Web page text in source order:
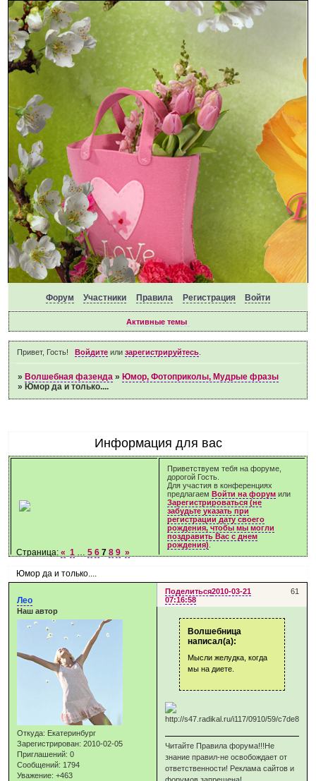
Форум Участники Правила Регистрация Войти
Активные темы
Привет, Гость! Войдитеили зарегистрируйтесь.
» Волшебная фазенда » Юмор, Фотоприколы, Мудрые фразы
» Юмор да и только....
Информация для вас
Приветствуем тебя на форуме,
дорогой Гость.
Для участия в конференциях
предлагаемВойти на форум или
Зарегистрироваться (не
забудьте указать при
регистрации дату своего
рождения, чтобы мы могли
поздравить Вас с днем
рождения)
Юмор да и только....
Страница:« 1 … 5 6 7 8 9 »
Поделиться 61
2010-03-21
07:16:58
Лео
Наш автор
Откуда: Екатеринбург
Зарегистрирован: 2010-02-05
Приглашений: 0
Сообщений: 1794
Уважение: +463
Волшебница
написал(а):
Мысли желудка, когда
мы на диете.
Читайте Правила форума!!!Не
знание правил-не освобождает от
ответственности! Реклама сайтов и
форумов запрещена!